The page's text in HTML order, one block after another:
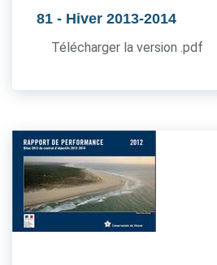
81 - Hiver 2013-2014
Télécharger la version .pdf